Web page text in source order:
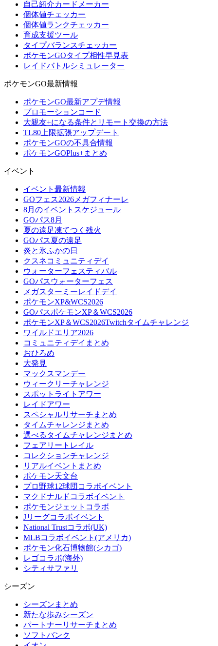
自己紹介カードメーカー
個体値チェッカー
個体値ランクチェッカー
育成支援ツール
タイプバランスチェッカー
ポケモンGOタイプ相性早見表
レイドバトルシミュレーター
ポケモンGO最新情報
ポケモンGO最新アプデ情報
プロモーションコード
大親友+になる条件とリモート交換の方法
TL80上限拡張アップデート
ポケモンGOの不具合情報
ポケモンGOPlus+まとめ
イベント
イベント最新情報
GOフェス2026メガフィナーレ
8月のイベントスケジュール
GOパス8月
夏の遠足凍てつく残火
GOパス夏の遠足
炎と氷ふかの日
クスネコミュニティデイ
ウォーターフェスティバル
GOパスウォーターフェス
メガスターミーレイドデイ
ポケモンXP&WCS2026
GOパスポケモンXP＆WCS2026
ポケモンXP＆WCS2026Twitchタイムチャレンジ
ワイルドエリア2026
コミュニティデイまとめ
おひろめ
大発見
マックスマンデー
ウィークリーチャレンジ
スポットライトアワー
レイドアワー
スペシャルリサーチまとめ
タイムチャレンジまとめ
選べるタイムチャレンジまとめ
フェアリートレイル
コレクションチャレンジ
リアルイベントまとめ
ポケモン天文台
プロ野球12球団コラボイベント
マクドナルドコラボイベント
ポケモンジェットコラボ
Jリーグコラボイベント
National Trustコラボ(UK)
MLBコラボイベント(アメリカ)
ポケモン化石博物館(シカゴ)
レゴコラボ(海外)
シティサファリ
シーズン
シーズンまとめ
新たな歩みシーズン
パートナーリサーチまとめ
ソフトバンク